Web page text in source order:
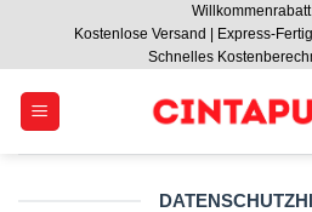
springen
Kostenlose Versand | Express-
Schnelles